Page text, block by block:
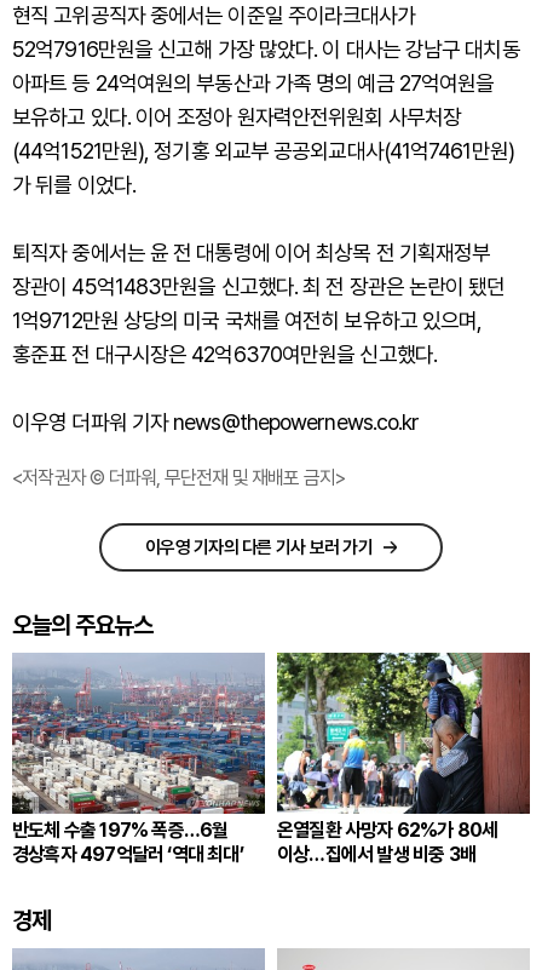
현직 고위공직자 중에서는 이준일 주이라크대사가
52억7916만원을 신고해 가장 많았다. 이 대사는 강남구 대치동
아파트 등 24억여원의 부동산과 가족 명의 예금 27억여원을
보유하고 있다. 이어 조정아 원자력안전위원회 사무처장
(44억1521만원), 정기홍 외교부 공공외교대사(41억7461만원)
가 뒤를 이었다.
퇴직자 중에서는 윤 전 대통령에 이어 최상목 전 기획재정부
장관이 45억1483만원을 신고했다. 최 전 장관은 논란이 됐던
1억9712만원 상당의 미국 국채를 여전히 보유하고 있으며,
홍준표 전 대구시장은 42억6370여만원을 신고했다.
이우영 더파워 기자 news@thepowernews.co.kr
<저작권자 © 더파워, 무단전재 및 재배포 금지>
이우영 기자의 다른 기사 보러 가기
오늘의 주요뉴스
반도체 수출 197% 폭증…6월
경상흑자 497억달러 ‘역대 최대’
온열질환 사망자 62%가 80세
이상…집에서 발생 비중 3배
경제